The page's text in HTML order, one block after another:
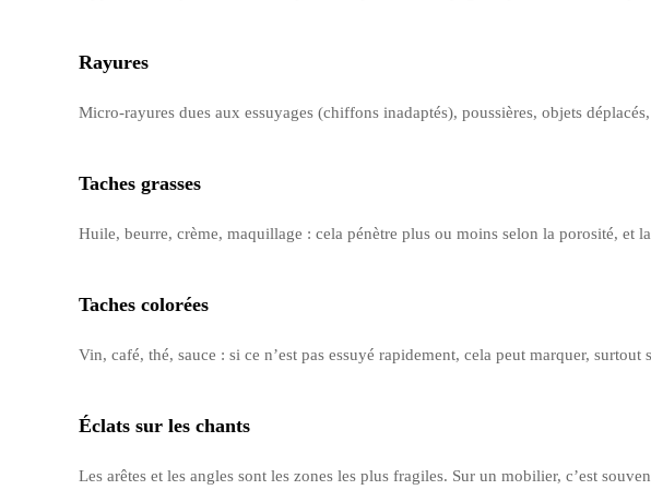
Rayures
Micro-rayures dues aux essuyages (chiffons inadaptés), poussières, objets
Taches grasses
Huile, beurre, crème, maquillage : cela pénètre plus ou moins selon la porosité, et
Taches colorées
Vin, café, thé, sauce : si ce n’est pas essuyé rapidement, cela peut marquer, surtout
Éclats sur les chants
Les arêtes et les angles sont les zones les plus fragiles. Sur un mobilier, c’est